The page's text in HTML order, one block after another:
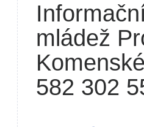
mládež
582 302